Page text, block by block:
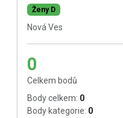
Ženy D
Nová Ves
0
Celkem bodů
Body celkem: 0
Body kategorie: 0